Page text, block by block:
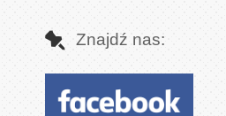
Znajdź nas: